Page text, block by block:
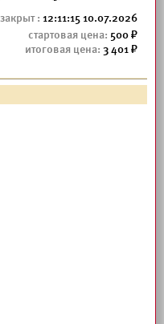
12:11:15 10.07.2026
500
3 401